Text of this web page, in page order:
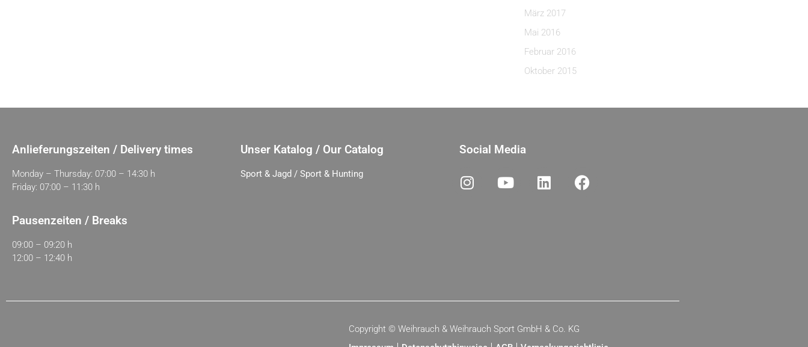
März 2017
Mai 2016
Februar 2016
Oktober 2015
Anlieferungszeiten / Delivery times
Monday – Thursday: 07:00 – 14:30 h
Friday: 07:00 – 11:30 h
Pausenzeiten / Breaks
09:00 – 09:20 h
12:00 – 12:40 h
Unser Katalog / Our Catalog
Sport & Jagd / Sport & Hunting
Social Media
Copyright © Weihrauch & Weihrauch Sport GmbH & Co. KG